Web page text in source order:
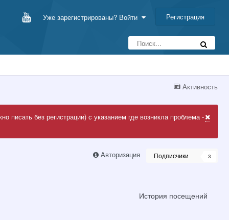
Уже зарегистрированы? Войти Регистрация
Активность
писать без регистрации) с указанием где возникла проблема -
Авторизация Подписчики 3
История посещений